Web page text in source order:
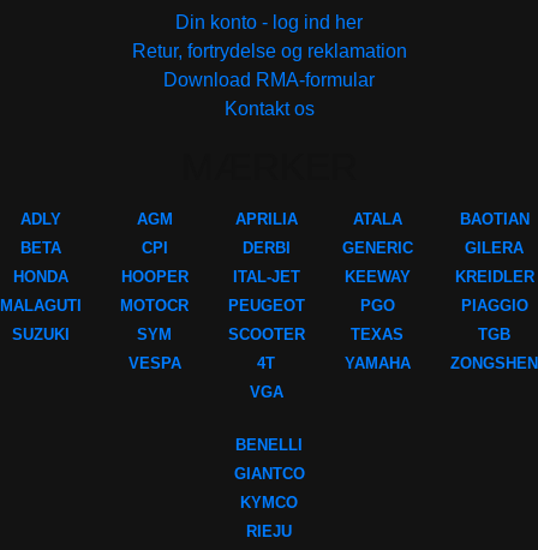
Din konto - log ind her
Retur, fortrydelse og reklamation
Download RMA-formular
Kontakt os
ADLY
BETA
HONDA
MALAGUTI
SUZUKI
AGM
CPI
HOOPER
MOTOCR
SYM
VESPA
APRILIA
DERBI
ITAL-JET
PEUGEOT
SCOOTER
4T
VGA
ATALA
GENERIC
KEEWAY
PGO
TEXAS
YAMAHA
BAOTIAN
GILERA
KREIDLER
PIAGGIO
TGB
ZONGSHEN
BENELLI
GIANTCO
KYMCO
RIEJU